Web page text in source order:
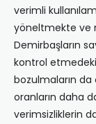
verimli
yöneltmekte ve
Demirbaşların
kontrol etmedeki
bozulmaların
oranların daha
verimsizliklerin